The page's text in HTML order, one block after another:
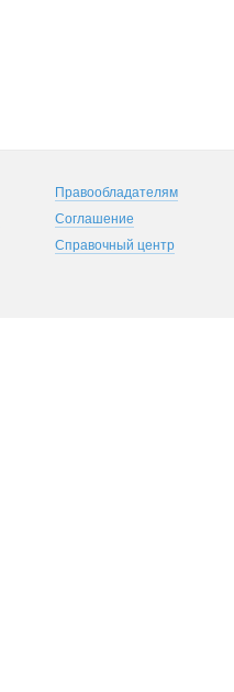
Правообладателям
Соглашение
Справочный центр